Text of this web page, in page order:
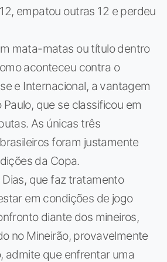
empatou outras 12 e perdeu
mata-matas ou título dentro
aconteceu contra o
e Internacional, a vantagem
que se classificou em
As únicas três
foram justamente
da Copa.
que faz tratamento
em condições de jogo
diante dos mineiros,
no Mineirão, provavelmente
admite que enfrentar uma